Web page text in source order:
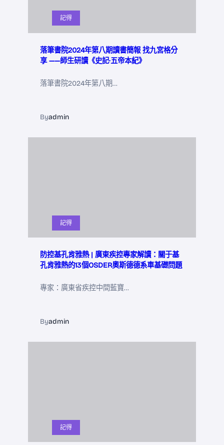
記得
落筆書院2024年第八期讀書簡報 找九宮格分
享 ——師生研讀《史記·五帝本紀》
落筆書院2024年第八期…
Byadmin
記得
防控基孔肯雅熱 | 廣東疾控專家解讀：關于基
孔肯雅熱的13個OSDER奧斯德德系車基礎問題
專家：廣東省疾控中間藍寶…
Byadmin
記得